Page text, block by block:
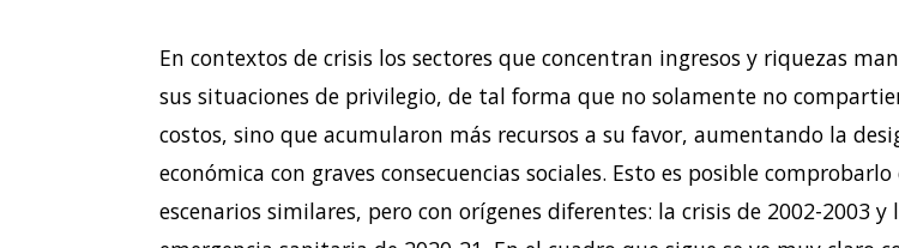
En contextos de crisis los sectores que concentran ingresos y riquezas
sus situaciones de privilegio, de tal forma que no solamente no
costos, sino que acumularon más recursos a su favor, aumentando la
económica con graves consecuencias sociales. Esto es posible comprobarlo
escenarios similares, pero con orígenes diferentes: la crisis de 2002-2003 y